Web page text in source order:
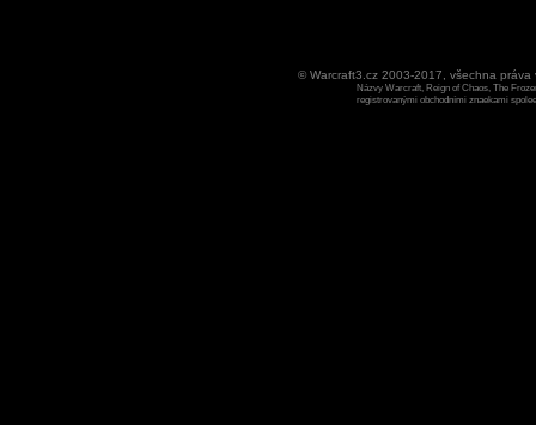
© Warcraft3.cz 2003-2017, všechna
Názvy Warcraft, Reign of Chaos, The
registrovanými obchodními znaekami